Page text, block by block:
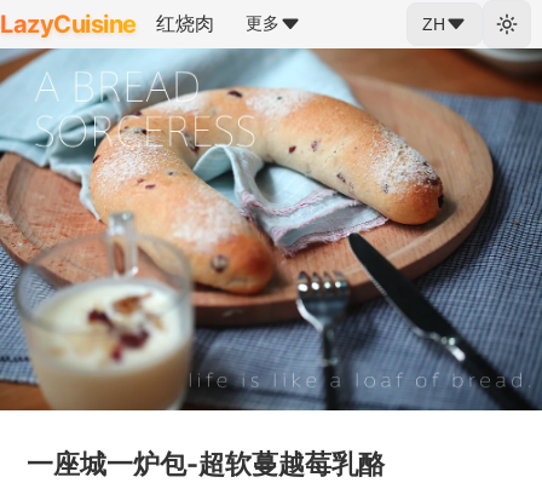
LazyCuisine 红烧肉 更多 ZH
一座城一炉包-超软蔓越莓乳酪